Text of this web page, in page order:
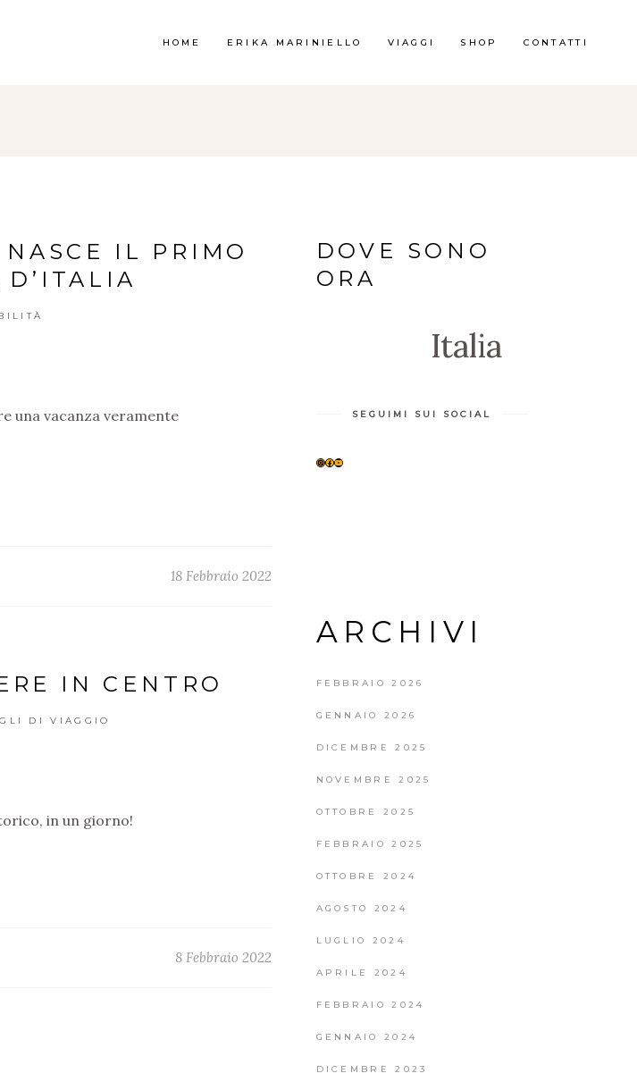
HOME ERIKA MARINIELLO VIAGGI SHOP CONTATTI
IL PRIMO
una vacanza veramente
18 Febbraio 2022
IN CENTRO
DI VIAGGIO
in un giorno!
8 Febbraio 2022
DOVE SONO
ORA
Italia
SEGUIMI SUI SOCIAL
INSTAGRAM
FACEBOOK
YOUTUBE
ARCHIVI
FEBBRAIO 2026
GENNAIO 2026
DICEMBRE 2025
NOVEMBRE 2025
OTTOBRE 2025
FEBBRAIO 2025
OTTOBRE 2024
AGOSTO 2024
LUGLIO 2024
APRILE 2024
FEBBRAIO 2024
GENNAIO 2024
DICEMBRE 2023